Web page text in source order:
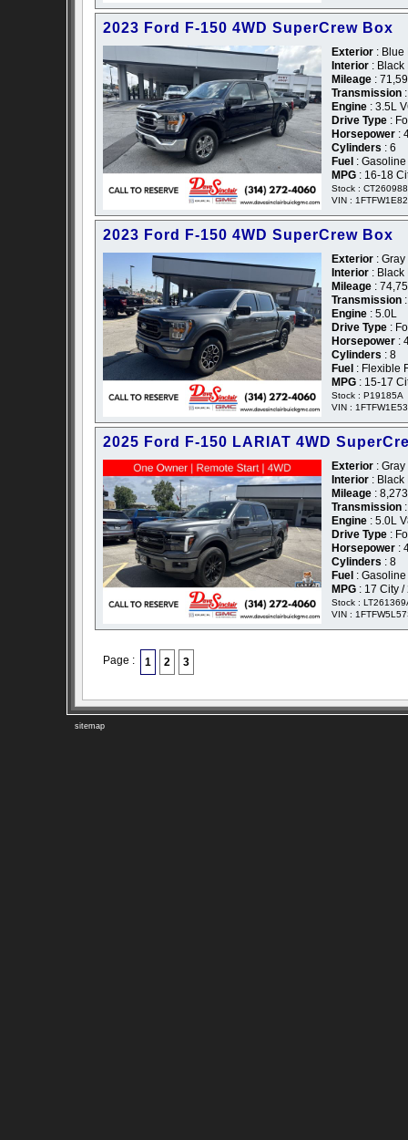
2023 Ford F-150 4WD SuperCrew Box
Exterior : Blue
Interior : Black
Mileage :
Transmission
Engine : 3.5L
Drive Type :
Horsepower :
Cylinders : 6
Fuel : Gasoline
MPG : 16-18
Stock :
VIN :
2023 Ford F-150 4WD SuperCrew Box
Exterior :
Interior : Black
Mileage :
Transmission
Engine : 5.0L
Drive Type :
Horsepower :
Cylinders : 8
Fuel : Flexible
MPG : 15-17
Stock : P19185A
VIN :
2025 Ford F-150 LARIAT 4WD
Exterior :
Interior : Black
Mileage : 8,273
Transmission
Engine : 5.0L
Drive Type :
Horsepower :
Cylinders : 8
Fuel : Gasoline
MPG : 17 City /
Stock :
VIN :
Page : 1 2 3
sitemap